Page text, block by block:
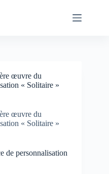
œuvre du
« Solitaire »
œuvre du
« Solitaire »
de personnalisation